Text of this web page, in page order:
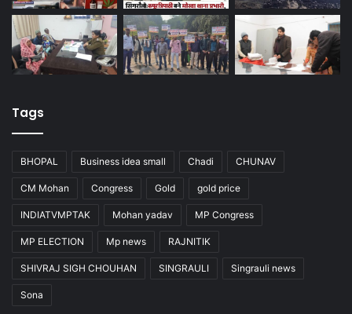
Tags
BHOPAL Business idea small Chadi CHUNAV
CM Mohan Congress Gold gold price
INDIATVMPTAK Mohan yadav MP Congress
MP ELECTION Mp news RAJNITIK
SHIVRAJ SIGH CHOUHAN SINGRAULI Singrauli news
Sona